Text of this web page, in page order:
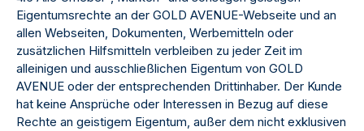
Eigentumsrechte an der GOLD AVENUE-Webseite und an
allen Webseiten, Dokumenten, Werbemitteln oder
zusätzlichen Hilfsmitteln verbleiben zu jeder Zeit im
alleinigen und ausschließlichen Eigentum von GOLD
AVENUE oder der entsprechenden Drittinhaber. Der Kunde
hat keine Ansprüche oder Interessen in Bezug auf diese
Rechte an geistigem Eigentum, außer dem nicht exklusiven